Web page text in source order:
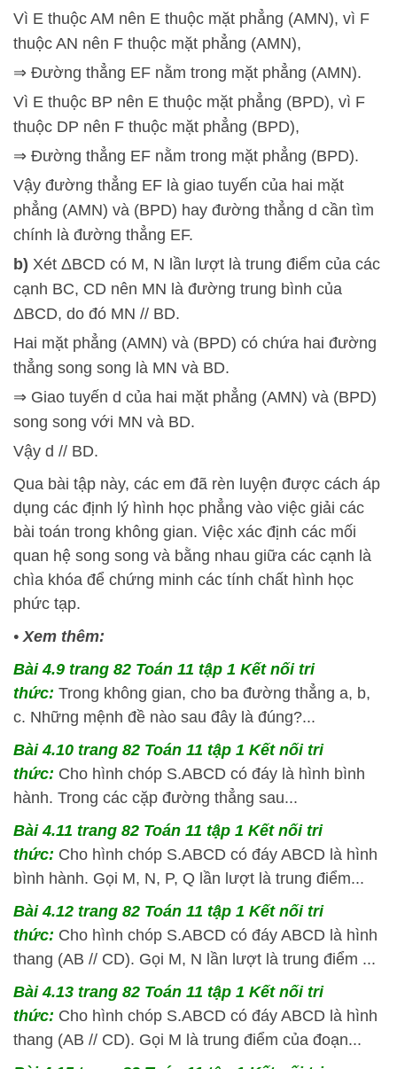
Vì E thuộc AM nên E thuộc mặt phẳng (AMN), vì F
thuộc AN nên F thuộc mặt phẳng (AMN),
⇒ Đường thẳng EF nằm trong mặt phẳng (AMN).
Vì E thuộc BP nên E thuộc mặt phẳng (BPD), vì F
thuộc DP nên F thuộc mặt phẳng (BPD),
⇒ Đường thẳng EF nằm trong mặt phẳng (BPD).
Vậy đường thẳng EF là giao tuyến của hai mặt
phẳng (AMN) và (BPD) hay đường thẳng d cần tìm
chính là đường thẳng EF.
b) Xét ΔBCD có M, N lần lượt là trung điểm của các
cạnh BC, CD nên MN là đường trung bình của
ΔBCD, do đó MN // BD.
Hai mặt phẳng (AMN) và (BPD) có chứa hai đường
thẳng song song là MN và BD.
⇒ Giao tuyến d của hai mặt phẳng (AMN) và (BPD)
song song với MN và BD.
Vậy d // BD.
Qua bài tập này, các em đã rèn luyện được cách áp
dụng các định lý hình học phẳng vào việc giải các
bài toán trong không gian. Việc xác định các mối
quan hệ song song và bằng nhau giữa các cạnh là
chìa khóa để chứng minh các tính chất hình học
phức tạp.
•Xem thêm:
Bài 4.9 trang 82 Toán 11 tập 1 Kết nối tri
thức: Trong không gian, cho ba đường thẳng a, b,
c. Những mệnh đề nào sau đây là đúng?...
Bài 4.10 trang 82 Toán 11 tập 1 Kết nối tri
thức: Cho hình chóp S.ABCD có đáy là hình bình
hành. Trong các cặp đường thẳng sau...
Bài 4.11 trang 82 Toán 11 tập 1 Kết nối tri
thức: Cho hình chóp S.ABCD có đáy ABCD là hình
bình hành. Gọi M, N, P, Q lần lượt là trung điểm...
Bài 4.12 trang 82 Toán 11 tập 1 Kết nối tri
thức: Cho hình chóp S.ABCD có đáy ABCD là hình
thang (AB // CD). Gọi M, N lần lượt là trung điểm ...
Bài 4.13 trang 82 Toán 11 tập 1 Kết nối tri
thức: Cho hình chóp S.ABCD có đáy ABCD là hình
thang (AB // CD). Gọi M là trung điểm của đoạn...